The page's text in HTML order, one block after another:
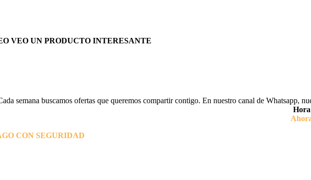
VEO UN PRODUCTO INTERESANTE
semana buscamos ofertas que queremos compartir contigo. En nuestro canal de Whatsapp,
Hora
CON SEGURIDAD